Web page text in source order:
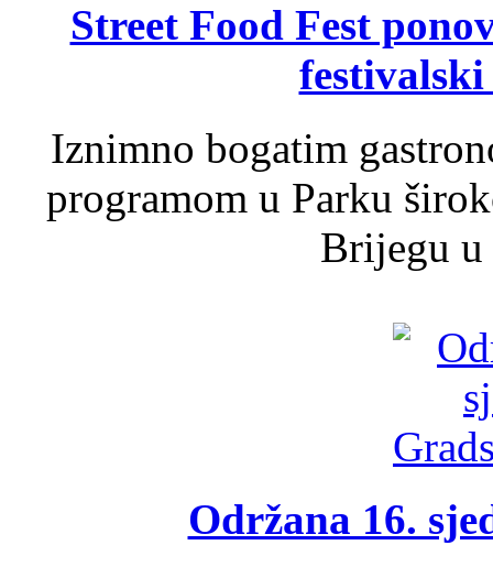
Street Food Fest
Iznimno bogatim
programom u Parku
Brijegu u
Održana 16.